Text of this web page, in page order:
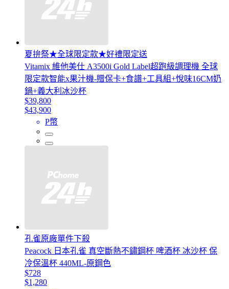
夏拚祭★全球限定款★好禮限定送
Vitamix 維他美仕 A3500i Gold Label超跑級調理機 全球
限定款智能x果汁機-贈保卡+食譜+工具組+悅味16CM奶
鍋+義大利冰沙杯
$39,800
$43,900
P幣
孔雀原廠單件下殺
Peacock 日本孔雀 真空斷熱不鏽鋼杯 啤酒杯 冰沙杯 保
冷保溫杯 440ML-原鋼色
$728
$1,280